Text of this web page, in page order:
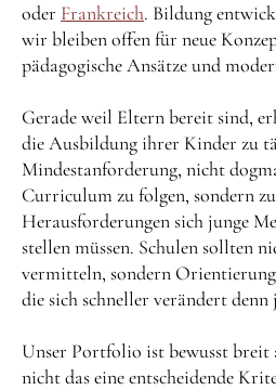
oder Frankreich. Bildung
wir bleiben offen für neue
pädagogische Ansätze und
Gerade weil Eltern bereit sind,
die Ausbildung ihrer Kinder zu
Mindestanforderung, nicht
Curriculum zu folgen, sondern
Herausforderungen sich junge
stellen müssen. Schulen sollten
vermitteln, sondern
die sich schneller verändert denn
Unser Portfolio ist bewusst breit
nicht das eine entscheidende